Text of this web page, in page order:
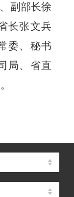
副部长徐
长张文兵
委、秘书
局、省直